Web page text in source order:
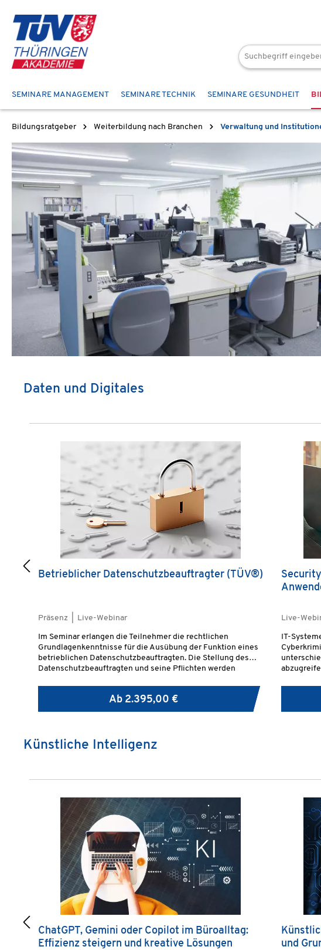
Hauptinhalt springen
Zur Suche springen
Zur Hauptnavigation springen
SEMINARE MANAGEMENT SEMINARE TECHNIK SEMINARE GESUNDHEIT
Bildungsratgeber Weiterbildung nach Branchen Verwaltung und
Daten und Digitales
Betrieblicher Datenschutzbeauftragter (TÜV®)
Präsenz | Live-Webinar
Im Seminar erlangen die Teilnehmer die rechtlichen
Grundlagenkenntnisse für die Ausübung der Funktion eines
betrieblichen Datenschutzbeauftragten. Die Stellung des
Datenschutzbeauftragten und seine Pflichten werden
Datenschutz ebenso ein wie auf die Umsetzung notwendiger
technischer und organisatorischer Maßnahmen.Die
die betriebliche Praxis. Durch das Absolvieren einer
schriftlichen Prüfung, die zum Erwerb eines
Ab 2.395,00 €
Live-
IT-
Künstliche Intelligenz
ChatGPT, Gemini oder Copilot im Büroalltag:
Effizienz steigern und kreative Lösungen
und